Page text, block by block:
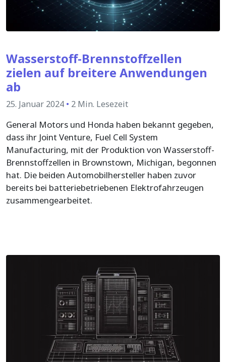
Wasserstoff-Brennstoffzellen
zielen auf breitere Anwendungen
ab
25. Januar 2024 • 2 Min. Lesezeit
General Motors und Honda haben bekannt gegeben,
dass ihr Joint Venture, Fuel Cell System
Manufacturing, mit der Produktion von Wasserstoff-
Brennstoffzellen in Brownstown, Michigan, begonnen
hat. Die beiden Automobilhersteller haben zuvor
bereits bei batteriebetriebenen Elektrofahrzeugen
zusammengearbeitet.